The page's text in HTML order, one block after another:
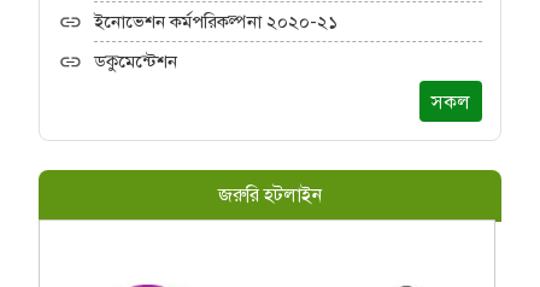
ইনোভেশন কর্মপরিকল্পনা ২০২০-২১
ডকুমেন্টেশন
সকল
জরুরি হটলাইন